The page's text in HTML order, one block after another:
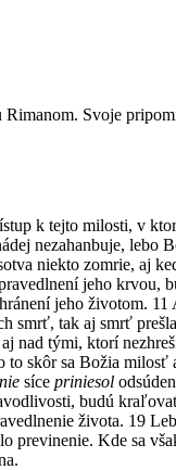
Svoje
k tejto milosti, v
nezahanbuje, lebo
niekto zomrie, aj
jeho krvou,
jeho životom. 11
smrť, tak aj smrť
nad tými, ktorí
skôr sa Božia
síce priniesol
budú
života. 19
previnenie. Kde sa